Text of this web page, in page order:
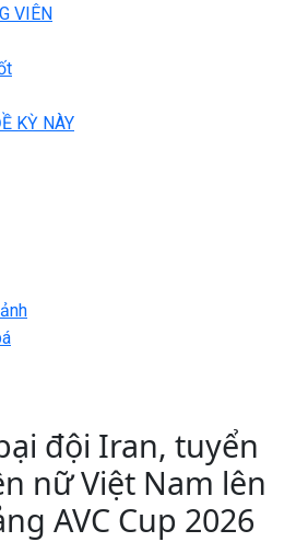
VIÊN
KỲ NÀY
đội Iran, tuyển
nữ Việt Nam lên
AVC Cup 2026